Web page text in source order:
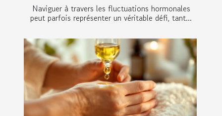
Naviguer à travers les fluctuations hormonales
peut parfois représenter un véritable défi, tant...